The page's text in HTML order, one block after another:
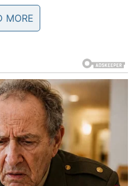
topline i potvrda
u fazuemocionalne
se razjašnjavaju, maske
– ali na način koji leči.
MORE